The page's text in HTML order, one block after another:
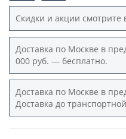
Скидки и акции смотрите
Доставка по Москве в
000 руб. — бесплатно.
Доставка по Москве в
Доставка до